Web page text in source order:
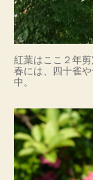
紅葉はここ２年
春には、四十雀
中。